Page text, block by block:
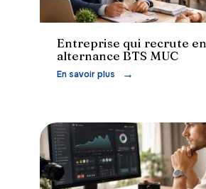
Entreprise
Entreprise qui recrute en
alternance BTS MUC
En savoir plus